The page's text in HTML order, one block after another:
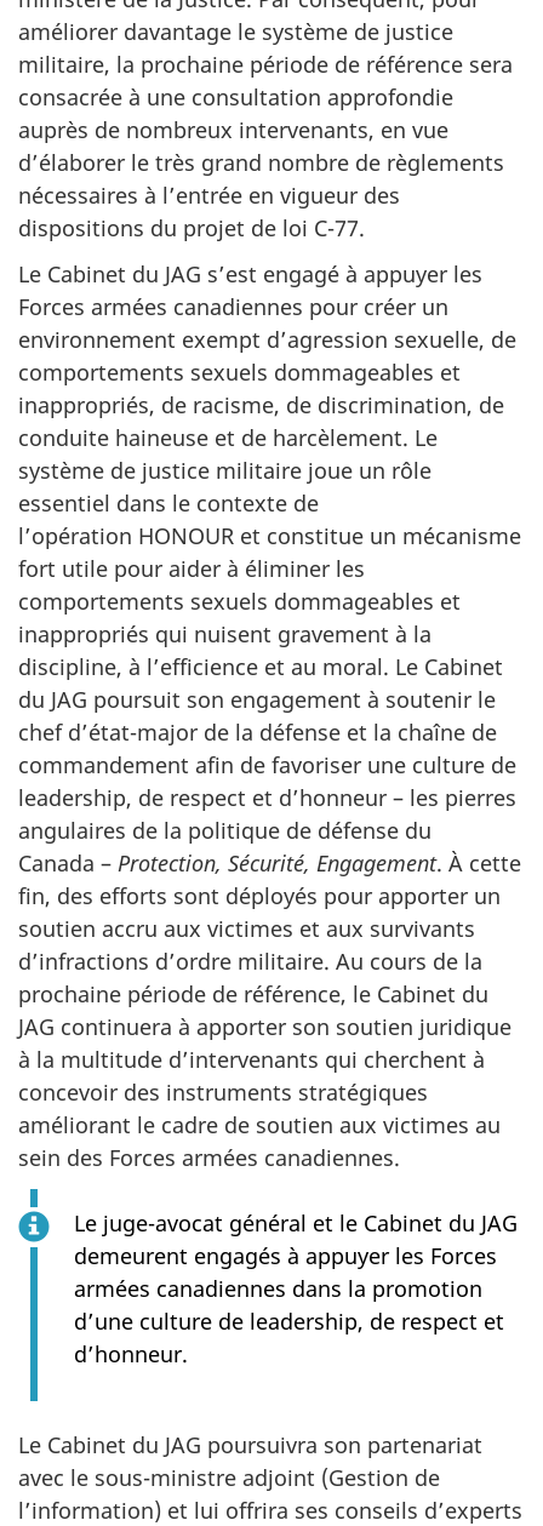
améliorer davantage le système de justice
militaire, la prochaine période de référence sera
consacrée à une consultation approfondie
auprès de nombreux intervenants, en vue
d’élaborer le très grand nombre de règlements
nécessaires à l’entrée en vigueur des
dispositions du projet de loi C-77.
Le Cabinet du JAG s’est engagé à appuyer les
Forces armées canadiennes pour créer un
environnement exempt d’agression sexuelle, de
comportements sexuels dommageables et
inappropriés, de racisme, de discrimination, de
conduite haineuse et de harcèlement. Le
système de justice militaire joue un rôle
essentiel dans le contexte de
l’opération HONOUR et constitue un mécanisme
fort utile pour aider à éliminer les
comportements sexuels dommageables et
inappropriés qui nuisent gravement à la
discipline, à l’efficience et au moral. Le Cabinet
du JAG poursuit son engagement à soutenir le
chef d’état-major de la défense et la chaîne de
commandement afin de favoriser une culture de
leadership, de respect et d’honneur – les pierres
angulaires de la politique de défense du
Canada – Protection, Sécurité, Engagement. À cette
fin, des efforts sont déployés pour apporter un
soutien accru aux victimes et aux survivants
d’infractions d’ordre militaire. Au cours de la
prochaine période de référence, le Cabinet du
JAG continuera à apporter son soutien juridique
à la multitude d’intervenants qui cherchent à
concevoir des instruments stratégiques
améliorant le cadre de soutien aux victimes au
sein des Forces armées canadiennes.
Le juge-avocat général et le Cabinet du JAG
demeurent engagés à appuyer les Forces
armées canadiennes dans la promotion
d’une culture de leadership, de respect et
d’honneur.
Le Cabinet du JAG poursuivra son partenariat
avec le sous-ministre adjoint (Gestion de
l’information) et lui offrira ses conseils d’experts